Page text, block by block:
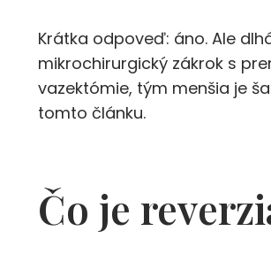
Krátka odpoveď: áno. Ale
mikrochirurgický zákrok s
vazektómie, tým menšia je
tomto článku.
Čo je